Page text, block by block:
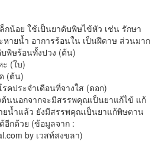
กน้อย ใช้เป็นยาดับพิษไข้หัว เช่น รักษา
หายน้ำ อาการร้อนใน เป็นฝีดาษ ส่วนมาก
พิษร้อนทั้งปวง (ต้น)
(ใบ)
(ต้น)
คประจำเดือนที่จางใส (ดอก)
นนอกจากจะมีสรรพคุณเป็นยาแก้ไข้ แก้
ยน้ำแล้ว ยังมีสรรพคุณเป็นยาแก้พิษตาน
อีกด้วย (ข้อมูลจาก :
by เวสท์สงขลา)